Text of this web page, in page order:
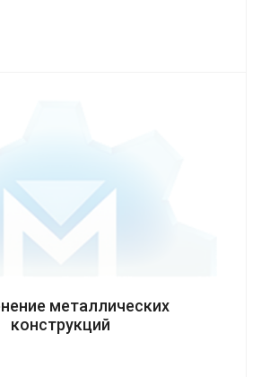
металлических
конструкций